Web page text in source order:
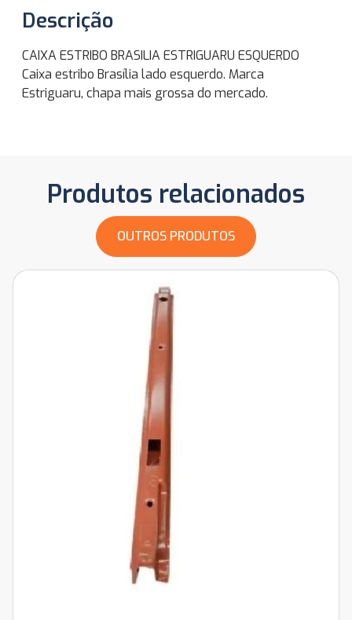
Descrição
CAIXA ESTRIBO BRASILIA ESTRIGUARU ESQUERDO
Caixa estribo Brasília lado esquerdo. Marca
Estriguaru, chapa mais grossa do mercado.
Produtos relacionados
OUTROS PRODUTOS